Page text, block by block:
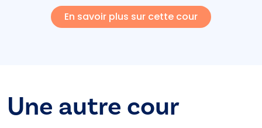
En savoir plus sur cette cour
Une autre cour